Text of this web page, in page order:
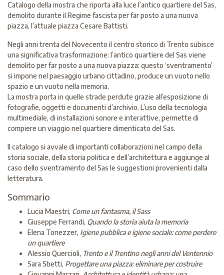
Catalogo della mostra che riporta alla luce l’antico quartiere del Sas,
demolito durante il Regime fascista per far posto a una nuova
piazza, l’attuale piazza Cesare Battisti.
Negli anni trenta del Novecento il centro storico di Trento subisce
una significativa trasformazione: l’antico quartiere del Sas viene
demolito per far posto a una nuova piazza: questo ‘sventramento’
si impone nel paesaggio urbano cittadino, produce un vuoto nello
spazio e un vuoto nella memoria.
La mostra porta in quelle strade perdute grazie all’esposizione di
fotografie, oggetti e documenti d’archivio. L’uso della tecnologia
multimediale, di installazioni sonore e interattive, permette di
compiere un viaggio nel quartiere dimenticato del Sas.
Il catalogo si avvale di importanti collaborazioni nel campo della
storia sociale, della storia politica e dell’architettura e aggiunge al
caso dello sventramento del Sas le suggestioni provenienti dalla
letteratura.
Sommario
Lucia Maestri, Come un fantasma, il Sass
Giuseppe Ferrandi, Quando la storia aiuta la memoria
Elena Tonezzer, Igiene pubblica e igiene sociale: come perdere
un quartiere
Alessio Quercioli, Trento e il Trentino negli anni del Ventennio
Sara Sbetti, Progettare una piazza: eliminare per costruire